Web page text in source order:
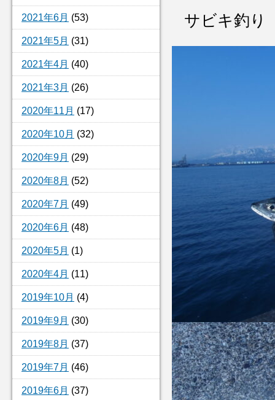
2021年6月 (53)
2021年5月 (31)
2021年4月 (40)
2021年3月 (26)
2020年11月 (17)
2020年10月 (32)
2020年9月 (29)
2020年8月 (52)
2020年7月 (49)
2020年6月 (48)
2020年5月 (1)
2020年4月 (11)
2019年10月 (4)
2019年9月 (30)
2019年8月 (37)
2019年7月 (46)
2019年6月 (37)
サビキ釣り